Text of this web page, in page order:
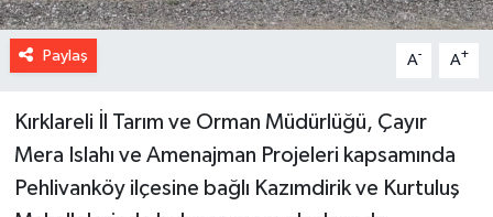
Paylaş A- A+
Kırklareli İl Tarım ve Orman Müdürlüğü, Çayır
Mera Islahı ve Amenajman Projeleri kapsamında
Pehlivanköy ilçesine bağlı Kazımdirik ve Kurtuluş